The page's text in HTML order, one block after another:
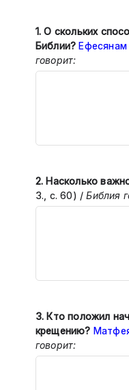
1. О скольких
Библии? Ефесянам
говорит:
2. Насколько
З., с. 60) /Библия
3. Кто положил
крещению?
говорит: